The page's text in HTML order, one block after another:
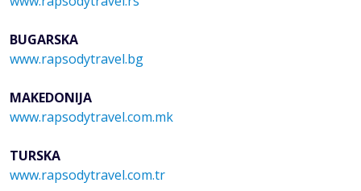
BUGARSKA
www.rapsodytravel.bg
MAKEDONIJA
www.rapsodytravel.com.mk
TURSKA
www.rapsodytravel.com.tr